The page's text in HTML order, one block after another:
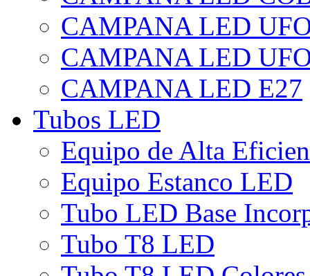
CAMPANA LED
CAMPANA LED
CAMPANA LED E27
Tubos LED
Equipo de Alta
Equipo Estanco LED
Tubo LED Base
Tubo T8 LED